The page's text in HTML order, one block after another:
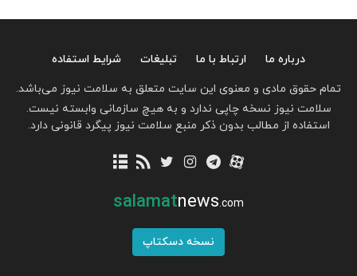
درباره ما ارتباط با ما تبلیغات
شرایط استفاده
تمام حقوق مادی و معنوی این سایت متعلق به سلامت نیوز می‌باشد.
سلامت نیوز نسخه چاپی ندارد و به هیچ سازمانی وابسته نیست.
استفاده از مطالب بدون ذکر منبع سلامت نیوز پیگرد قانونی دارد.
salamatnews.com
نسخه دسکتاپ